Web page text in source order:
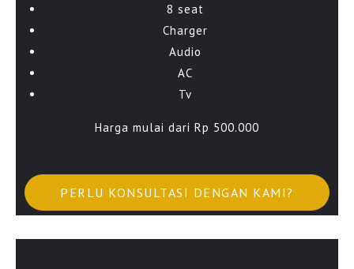
8 seat
Charger
Audio
AC
Tv
Harga mulai dari Rp 500.000
PERLU KONSULTASI DENGAN KAMI?